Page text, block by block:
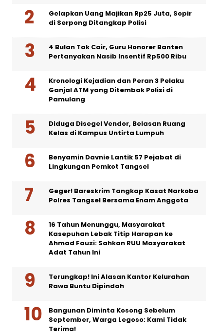
Gelapkan Uang Majikan Rp25 Juta, Sopir
di Serpong Ditangkap Polisi
4 Bulan Tak Cair, Guru Honorer Banten
Pertanyakan Nasib Insentif Rp500 Ribu
Kronologi Kejadian dan Peran 3 Pelaku
Ganjal ATM yang Ditembak Polisi di
Pamulang
Diduga Disegel Vendor, Belasan Ruang
Kelas di Kampus Untirta Lumpuh
Benyamin Davnie Lantik 57 Pejabat di
Lingkungan Pemkot Tangsel
Geger! Bareskrim Tangkap Kasat Narkoba
Polres Tangsel Bersama Enam Anggota
16 Tahun Menunggu, Masyarakat
Kasepuhan Lebak Titip Harapan ke
Ahmad Fauzi: Sahkan RUU Masyarakat
Adat Tahun Ini
Terungkap! Ini Alasan Kantor Kelurahan
Rawa Buntu Dipindah
Bangunan Diminta Kosong Sebelum
September, Warga Legoso: Kami Tidak
Terima!